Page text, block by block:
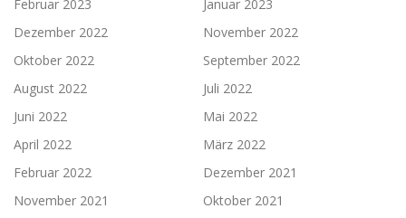
Februar 2023
Januar 2023
Dezember 2022
November 2022
Oktober 2022
September 2022
August 2022
Juli 2022
Juni 2022
Mai 2022
April 2022
März 2022
Februar 2022
Dezember 2021
November 2021
Oktober 2021